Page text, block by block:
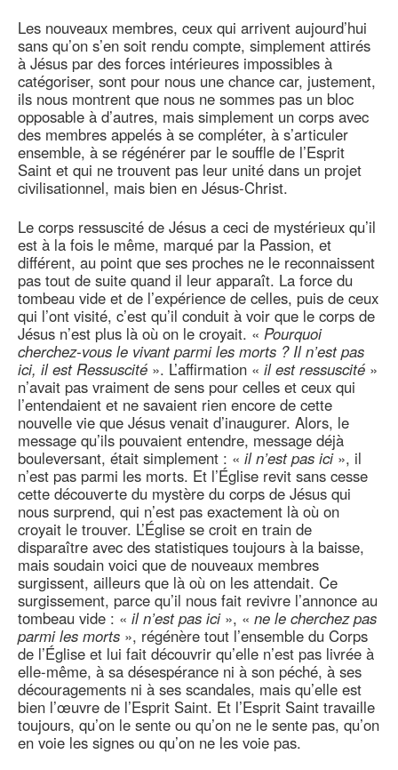
Les nouveaux membres, ceux qui arrivent aujourd’hui
sans qu’on s’en soit rendu compte, simplement attirés
à Jésus par des forces intérieures impossibles à
catégoriser, sont pour nous une chance car, justement,
ils nous montrent que nous ne sommes pas un bloc
opposable à d’autres, mais simplement un corps avec
des membres appelés à se compléter, à s’articuler
ensemble, à se régénérer par le souffle de l’Esprit
Saint et qui ne trouvent pas leur unité dans un projet
civilisationnel, mais bien en Jésus-Christ.
Le corps ressuscité de Jésus a ceci de mystérieux qu’il
est à la fois le même, marqué par la Passion, et
différent, au point que ses proches ne le reconnaissent
pas tout de suite quand il leur apparaît. La force du
tombeau vide et de l’expérience de celles, puis de ceux
qui l’ont visité, c’est qu’il conduit à voir que le corps de
Jésus n’est plus là où on le croyait. « Pourquoi
cherchez-vous le vivant parmi les morts ? Il n’est pas
ici, il est Ressuscité ». L’affirmation « il est ressuscité »
n’avait pas vraiment de sens pour celles et ceux qui
l’entendaient et ne savaient rien encore de cette
nouvelle vie que Jésus venait d’inaugurer. Alors, le
message qu’ils pouvaient entendre, message déjà
bouleversant, était simplement : « il n’est pas ici», il
n’est pas parmi les morts. Et l’Église revit sans cesse
cette découverte du mystère du corps de Jésus qui
nous surprend, qui n’est pas exactement là où on
croyait le trouver. L’Église se croit en train de
disparaître avec des statistiques toujours à la baisse,
mais soudain voici que de nouveaux membres
surgissent, ailleurs que là où on les attendait. Ce
surgissement, parce qu’il nous fait revivre l’annonce au
tombeau vide : « il n’est pas ici», « ne le cherchez pas
parmi les morts », régénère tout l’ensemble du Corps
de l’Église et lui fait découvrir qu’elle n’est pas livrée à
elle-même, à sa désespérance ni à son péché, à ses
découragements ni à ses scandales, mais qu’elle est
bien l’œuvre de l’Esprit Saint. Et l’Esprit Saint travaille
toujours, qu’on le sente ou qu’on ne le sente pas, qu’on
en voie les signes ou qu’on ne les voie pas.